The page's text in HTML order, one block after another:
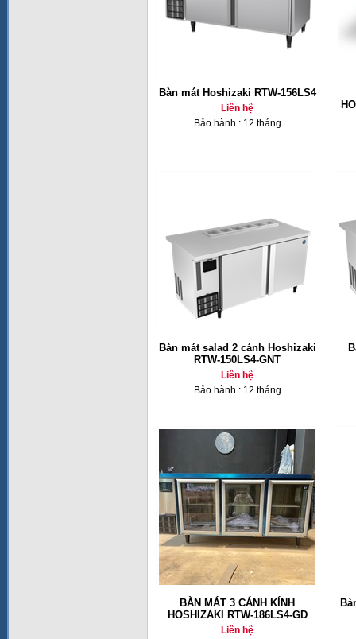
Bàn mát Hoshizaki RTW-156LS4
Liên hệ
Bảo hành : 12 tháng
Bàn mát salad 2 cánh Hoshizaki
RTW-150LS4-GNT
Liên hệ
Bảo hành : 12 tháng
BÀN MÁT 3 CÁNH KÍNH
HOSHIZAKI RTW-186LS4-GD
Liên hệ